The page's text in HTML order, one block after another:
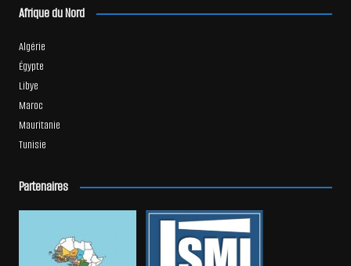
Afrique du Nord
Algérie
Égypte
Libye
Maroc
Mauritanie
Tunisie
Partenaires